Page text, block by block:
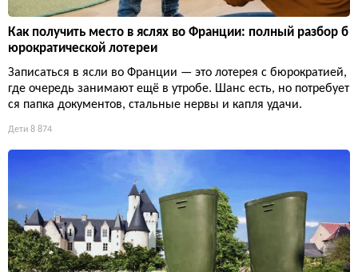
Как получить место в яслях во Франции: полный разбор б
юрократической лотереи
Записаться в ясли во Франции — это лотерея с бюрократией,
где очередь занимают ещё в утробе. Шанс есть, но потребует
ся папка документов, стальные нервы и капля удачи.
Дети 8 874